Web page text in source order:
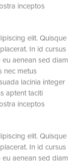
inceptos
elit. Quisque
In id cursus
eu aenean sed diam
nec metus
lacinia integer
aptent taciti
inceptos
elit. Quisque
In id cursus
eu aenean sed diam